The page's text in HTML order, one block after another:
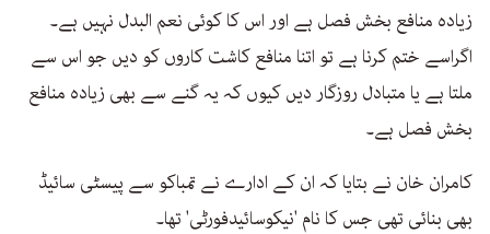
زیادہ منافع بخش فصل ہے اور اس کا کوئی نعم البدل نہیں ہے۔
اگراسے ختم کرنا ہے تو اتنا منافع کاشت کاروں کو دیں جو اس سے
ملتا ہے یا متبادل روزگار دیں کیوں کہ یہ گنے سے بھی زیادہ منافع
بخش فصل ہے۔
کامران خان نے بتایا کہ ان کے ادارے نے تمباکو سے پیسٹی سائیڈ
بھی بنائی تھی جس کا نام 'نیکوسائیدفورٹی' تھا۔